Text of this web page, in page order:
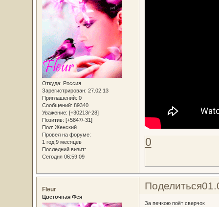
Откуда: Россия
Зарегистрирован: 27.02.13
Приглашений: 0
Сообщений: 89340
Уважение: [+30213/-28]
Позитив: [+5847/-31]
Пол: Женский
Провел на форуме:
1 год 9 месяцев
Последний визит:
Сегодня 06:59:09
0
Поделиться
Fleur
Цветочная Фея
За печкою поёт сверчок